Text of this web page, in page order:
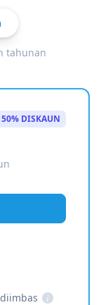
tahunan
50% DISKAUN
i